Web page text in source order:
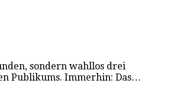
sondern wahllos drei
Publikums. Immerhin: Das…